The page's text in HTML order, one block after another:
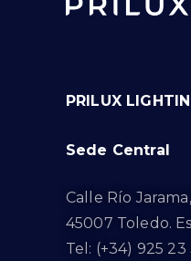
PRILUX
Sede Central
Calle Río
45007 Toledo.
Tel: (+34) 925 23